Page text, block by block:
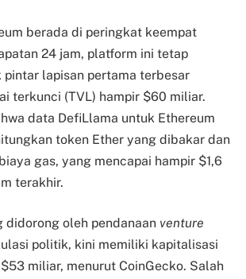
berada di peringkat keempat
24 jam, platform ini tetap
pintar lapisan pertama terbesar
terkunci (TVL) hampir $60 miliar.
data DefiLlama untuk Ethereum
token Ether yang dibakar dan
gas, yang mencapai hampir $1,6
terakhir.
didorong oleh pendanaan venture
politik, kini memiliki kapitalisasi
miliar, menurut CoinGecko. Salah